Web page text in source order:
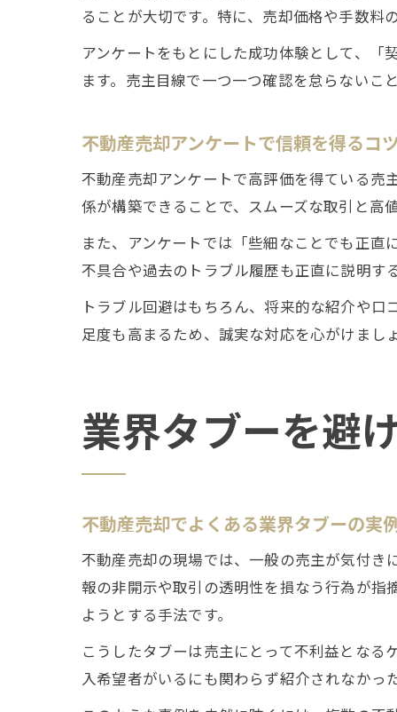
ることが大切です。特に、売却価格や手数料
アンケートをもとにした成功体験として、「
ます。売主目線で一つ一つ確認を怠らないこ
不動産売却アンケートで信頼を得るコ
不動産売却アンケートで高評価を得ている売
係が構築できることで、スムーズな取引と高
また、アンケートでは「些細なことでも正
不具合や過去のトラブル履歴も正直に説明す
トラブル回避はもちろん、将来的な紹介や
足度も高まるため、誠実な対応を心がけましょ
業界タブーを避
不動産売却でよくある業界タブーの実
不動産売却の現場では、一般の売主が気付き
報の非開示や取引の透明性を損なう行為が指
ようとする手法です。
こうしたタブーは売主にとって不利益とな
入希望者がいるにも関わらず紹介されなかっ